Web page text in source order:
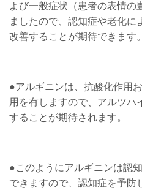
よび一般症状（患者の表情の
ましたので、認知症や老化に
改善することが期待できます。
●アルギニンは、抗酸化作用
用を有しますので、アルツハ
することが期待されます。
●このようにアルギニンは認
できますので、認知症を予防